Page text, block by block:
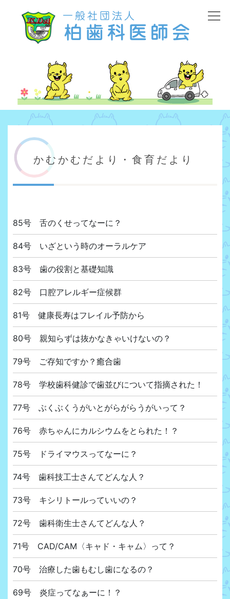
かむかむだより・食育だより
85号 舌のくせってなーに？
84号 いざという時のオーラルケア
83号 歯の役割と基礎知識
82号 口腔アレルギー症候群
81号 健康長寿はフレイル予防から
80号 親知らずは抜かなきゃいけないの？
79号 ご存知ですか？癒合歯
78号 学校歯科健診で歯並びについて指摘された！
77号 ぶくぶくうがいとがらがらうがいって？
76号 赤ちゃんにカルシウムをとられた！？
75号 ドライマウスってなーに？
74号 歯科技工士さんてどんな人？
73号 キシリトールっていいの？
72号 歯科衛生士さんてどんな人？
71号 CAD/CAM〈キャド・キャム〉って？
70号 治療した歯もむし歯になるの？
69号 炎症ってなぁーに！？